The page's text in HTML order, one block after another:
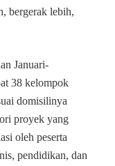
bergerak lebih,
Januari-
38 kelompok
domisilinya
proyek yang
oleh peserta
pendidikan, dan